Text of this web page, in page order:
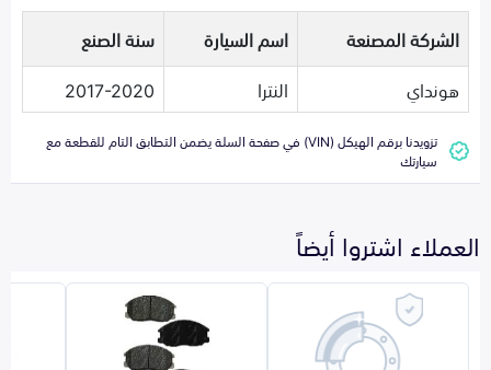
الشركة المصنعة اسم السيارة
سنة الصنع
هونداي
النترا 2017-2020
تزويدنا برقم الهيكل (VIN) في صفحة السلة يضمن التطابق التام للقطعة مع
سيارتك
العملاء اشتروا أيضاً